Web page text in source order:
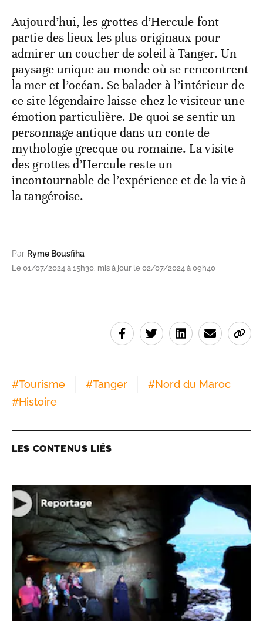
Aujourd’hui, les grottes d’Hercule font
partie des lieux les plus originaux pour
admirer un coucher de soleil à Tanger. Un
paysage unique au monde où se rencontrent
la mer et l’océan. Se balader à l’intérieur de
ce site légendaire laisse chez le visiteur une
émotion particulière. De quoi se sentir un
personnage antique dans un conte de
mythologie grecque ou romaine. La visite
des grottes d’Hercule reste un
incontournable de l’expérience et de la vie à
la tangéroise.
Par Ryme Bousfiha
Le 01/07/2024 à 15h30, mis à jour le 02/07/2024 à 09h40
#Tourisme #Tanger #Nord du Maroc
#Histoire
LES CONTENUS LIÉS